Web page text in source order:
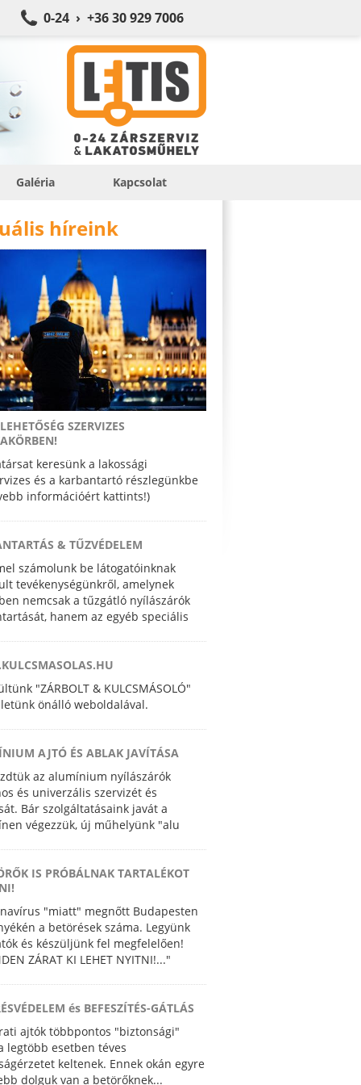
0-24 › +36 30 929 7006
Galéria Kapcsolat
híreink
SZERVIZES
keresünk a lakossági
és a karbantartó részlegünkbe
információért kattints!)
& TŰZVÉDELEM
számolunk be látogatóinknak
tevékenységünkről, amelynek
nemcsak a tűzgátló nyílászárók
hanem az egyéb speciális
"ZÁRBOLT & KULCSMÁSOLÓ"
önálló weboldalával.
AJTÓ ÉS ABLAK JAVÍTÁSA
az alumínium nyílászárók
és univerzális szervizét és
Bár szolgáltatásaink javát a
végezzük, új műhelyünk "alu
IS PRÓBÁLNAK TARTALÉKOT
"miatt" megnőtt Budapesten
a betörések száma. Legyünk
és készüljünk fel megfelelően!
ZÁRAT KI LEHET NYITNI!..."
és BEFESZÍTÉS-GÁTLÁS
ajtók többpontos "biztonsági"
legtöbb esetben téves
keltenek. Ennek okán egyre
dolguk van a betörőknek...